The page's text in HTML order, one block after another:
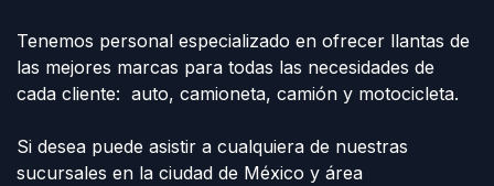
Tenemos personal especializado en ofrecer llantas de
las mejores marcas para todas las necesidades de
cada cliente: auto, camioneta, camión y motocicleta.
Si desea puede asistir a cualquiera de nuestras
sucursales en la ciudad de México y área